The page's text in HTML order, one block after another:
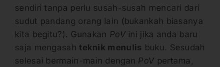
sendiri tanpa perlu susah-susah mencari dari
sudut pandang orang lain (bukankah biasanya
kita begitu?). Gunakan PoVini jika anda baru
saja mengasahteknik menulis buku. Sesudah
selesai bermain-main dengan PoV pertama,